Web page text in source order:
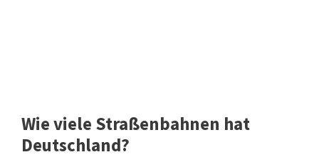
Wie viele Straßenbahnen hat
Deutschland?